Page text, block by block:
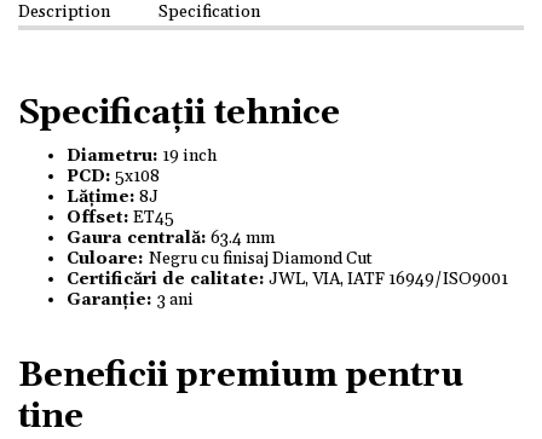
Description Specification
Specificații tehnice
Diametru: 19 inch
PCD: 5x108
Lățime: 8J
Offset: ET45
Gaura centrală: 63.4 mm
Culoare: Negru cu finisaj Diamond Cut
Certificări de calitate: JWL, VIA, IATF 16949/ISO9001
Garanție: 3 ani
Beneficii premium pentru
tine